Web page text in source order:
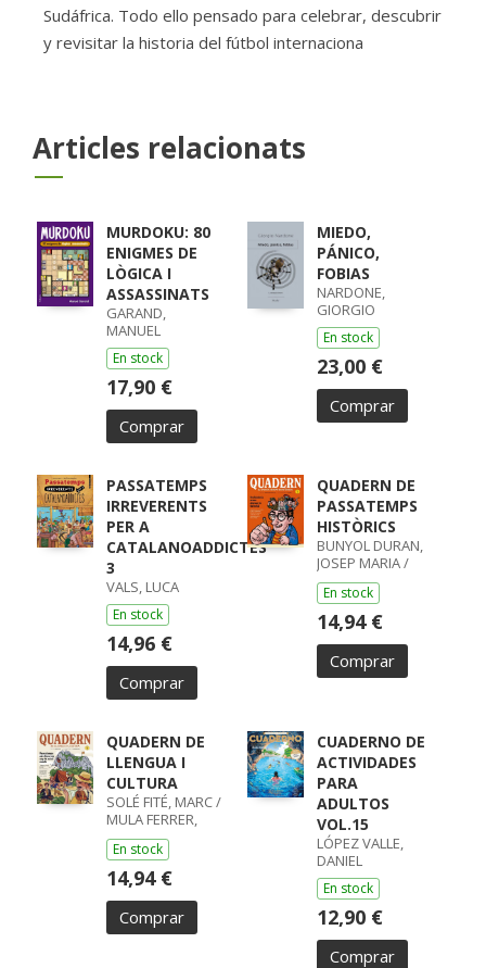
Sudáfrica. Todo ello pensado para celebrar, descubrir
y revisitar la historia del fútbol internaciona
Articles relacionats
MURDOKU: 80
ENIGMES DE
LÒGICA I
ASSASSINATS
GARAND,
MANUEL
En stock
17,90 €
Comprar
MIEDO,
PÁNICO,
FOBIAS
NARDONE,
GIORGIO
En stock
23,00 €
Comprar
PASSATEMPS
IRREVERENTS
PER A
CATALANOADDICTES
3
VALS, LUCA
En stock
14,96 €
Comprar
QUADERN DE
PASSATEMPS
HISTÒRICS
BUNYOL DURAN,
JOSEP MARIA /
GUIBO,
En stock
14,94 €
Comprar
QUADERN DE
LLENGUA I
CULTURA
SOLÉ FITÉ, MARC /
MULA FERRER,
XAVIER
En stock
14,94 €
Comprar
CUADERNO DE
ACTIVIDADES
PARA
ADULTOS
VOL.15
LÓPEZ VALLE,
DANIEL
En stock
12,90 €
Comprar